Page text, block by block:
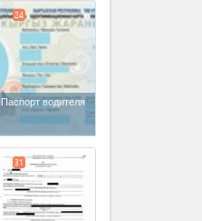
Паспорт водителя
24
31